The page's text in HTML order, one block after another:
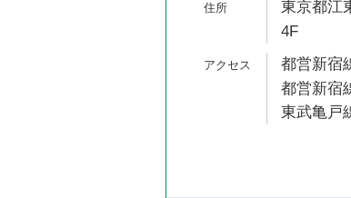
東京都江
4F
都営新宿
都営新宿
東武亀戸